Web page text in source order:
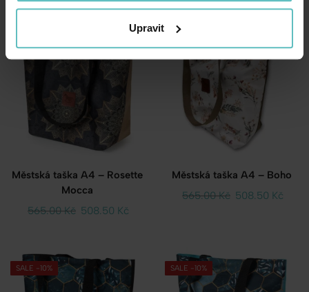
Upravit
Městská taška A4 – Rosette
Mocca
565.00Kč 508.50 Kč
Městská taška A4 – Boho
565.00Kč 508.50 Kč
SALE -10% SALE -10%